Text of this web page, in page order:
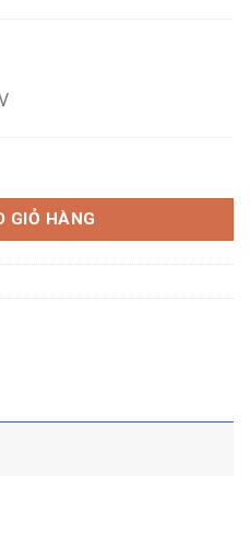
16 module màu
GIỎ HÀNG